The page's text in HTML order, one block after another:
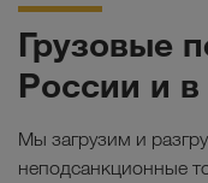
Грузовые
России и
Мы загрузим и
неподсанкционные